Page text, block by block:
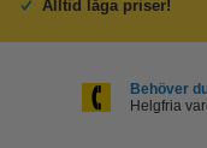
Alltid låga priser!
Behöver
Helgfria